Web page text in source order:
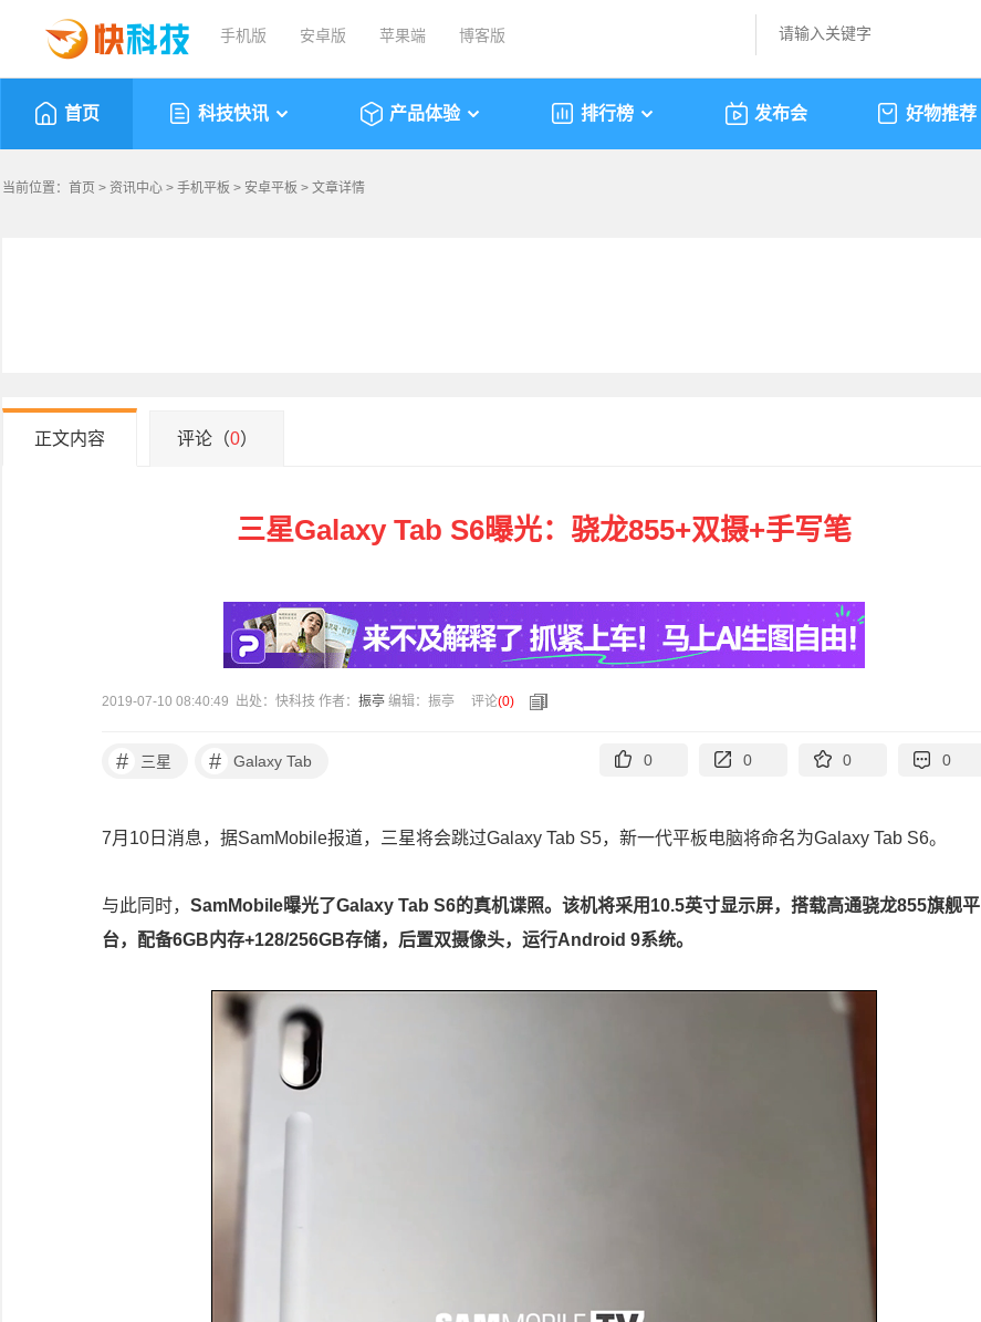
手机版 安卓版 苹果端 博客版
首页 科技快讯 产品体验 排行榜 发布会 好物推荐
当前位置： 首页 > 资讯中心 > 手机平板 > 安卓平板 > 文章详情
正文内容 评论（0）
三星Galaxy Tab S6曝光：骁龙855+双摄+手写笔
2019-07-10 08:40:49 出处：快科技 作者： 振亭 编辑：振亭 评论(0)
# 三星 # Galaxy Tab 0 0 0 0
7月10日消息，据SamMobile报道，三星将会跳过Galaxy Tab S5，新一代平板电脑将命名为Galaxy Tab S6。
与此同时， SamMobile曝光了Galaxy Tab S6的真机谍照。该机将采用10.5英寸显示屏，搭载高通骁龙855旗舰平
台，配备6GB内存+128/256GB存储，后置双摄像头，运行Android 9系统。